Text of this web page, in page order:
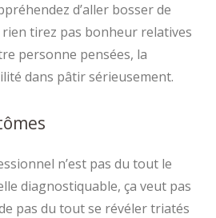
d’aller bosser de
tirez pas bonheur relatives
personne pensées, la
dans pâtir sérieusement.
n’est pas du tout le
diagnostiquable, ça veut pas
pas du tout se révéler triatés